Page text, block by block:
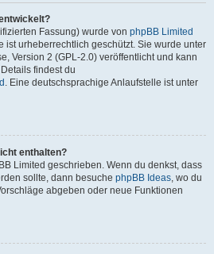
Fassung) wurde von phpBB Limited
ist urheberrechtlich geschützt. Sie wurde unter
Version 2 (GPL-2.0) veröffentlicht und kann
findest du
. Eine deutschsprachige Anlaufstelle ist unter
enthalten?
Limited geschrieben. Wenn du denkst, dass
sollte, dann besuche phpBB Ideas, wo du
abgeben oder neue Funktionen